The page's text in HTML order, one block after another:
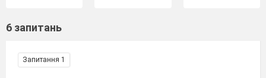
6 запитань
Запитання 1